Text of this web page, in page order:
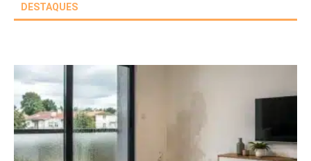
DESTAQUES